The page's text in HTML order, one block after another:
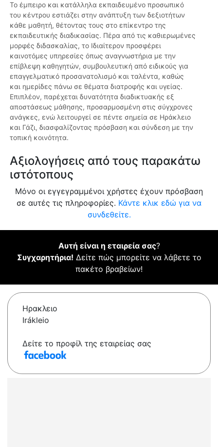
Το έμπειρο και κατάλληλα εκπαιδευμένο προσωπικό
του κέντρου εστιάζει στην ανάπτυξη των δεξιοτήτων
κάθε μαθητή, θέτοντας τους στο επίκεντρο της
εκπαιδευτικής διαδικασίας. Πέρα από τις καθιερωμένες
μορφές διδασκαλίας, το Ιδιαίτερον προσφέρει
καινοτόμες υπηρεσίες όπως αναγνωστήρια με την
επίβλεψη καθηγητών, συμβουλευτική από ειδικούς για
επαγγελματικό προσανατολισμό και ταλέντα, καθώς
και ημερίδες πάνω σε θέματα διατροφής και υγείας.
Επιπλέον, παρέχεται δυνατότητα διαδικτυακής εξ
αποστάσεως μάθησης, προσαρμοσμένη στις σύγχρονες
ανάγκες, ενώ λειτουργεί σε πέντε σημεία σε Ηράκλειο
και Γάζι, διασφαλίζοντας πρόσβαση και σύνδεση με την
τοπική κοινότητα.
Αξιολογήσεις από τους παρακάτω
ιστότοπους
Μόνο οι εγγεγραμμένοι χρήστες έχουν πρόσβαση
σε αυτές τις πληροφορίες. Κάντε κλικ εδώ για να
συνδεθείτε.
Αυτή είναι η εταιρεία σας?
Συγχαρητήρια! Δείτε πώς μπορείτε να λάβετε το
πακέτο βραβείων!
Ηρακλειο
Irákleio
Δείτε το προφίλ της εταιρείας σας